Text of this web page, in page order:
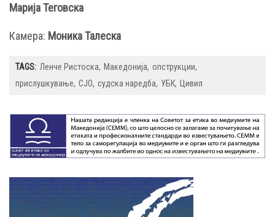
Марија Теговска
Камера: Моника Талеска
TAGS: Ленче Ристоска Македонија
опструкции
прислушкување СЈО судска наредба УБК Цивил